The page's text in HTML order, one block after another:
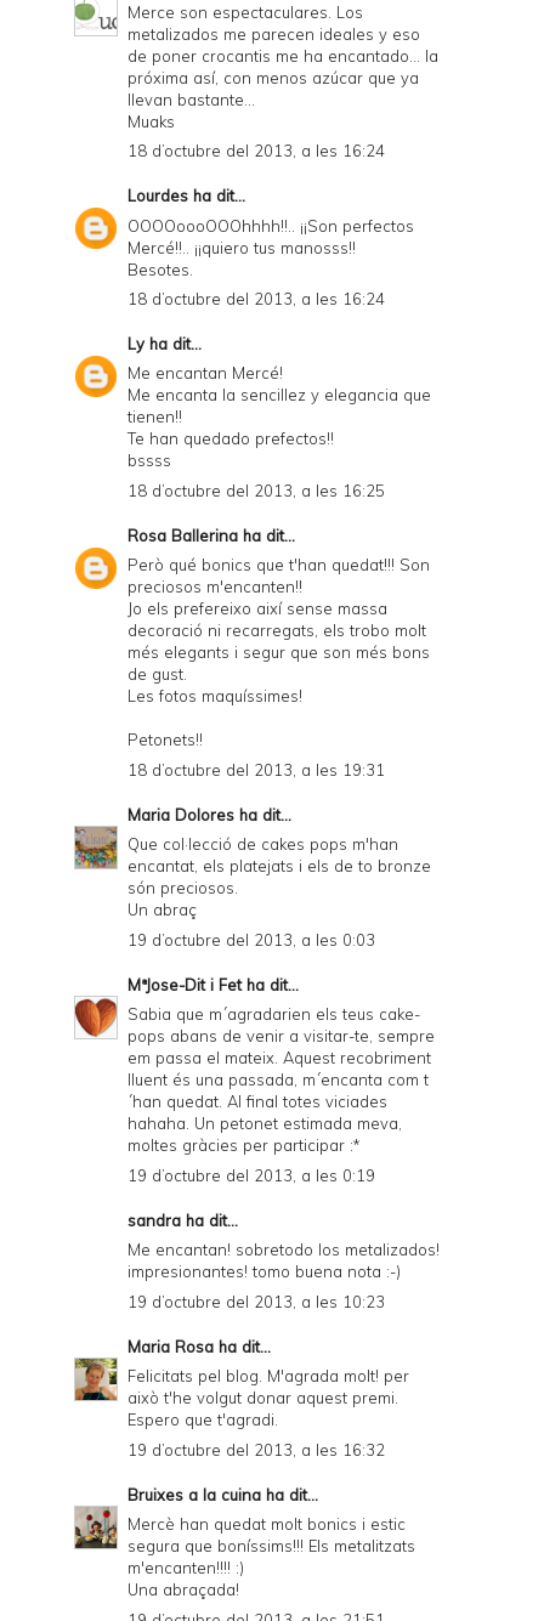
a
n
d
F
Merce son espectaculares. Los
metalizados me parecen ideales y eso
de poner crocantis me ha encantado... la
próxima así, con menos azúcar que ya
llevan bastante...
Muaks
18 d’octubre del 2013, a les 16:24
Lourdes ha dit...
OOOOoooOOOhhhh!!.. ¡¡Son perfectos
Mercé!!.. ¡¡quiero tus manosss!!
Besotes.
18 d’octubre del 2013, a les 16:24
Lyha dit...
Me encantan Mercé!
Me encanta la sencillez y elegancia que
tienen!!
Te han quedado prefectos!!
bssss
18 d’octubre del 2013, a les 16:25
Rosa Ballerina ha dit...
Però qué bonics que t'han quedat!!! Son
preciosos m'encanten!!
Jo els prefereixo així sense massa
decoració ni recarregats, els trobo molt
més elegants i segur que son més bons
de gust.
Les fotos maquíssimes!
Petonets!!
18 d’octubre del 2013, a les 19:31
Maria Dolores ha dit...
Que col·lecció de cakes pops m'han
encantat, els platejats i els de to bronze
són preciosos.
Un abraç
19 d’octubre del 2013, a les 0:03
MªJose-Dit i Fetha dit...
Sabia que m´agradarien els teus cake-
pops abans de venir a visitar-te, sempre
em passa el mateix. Aquest recobriment
lluent és una passada, m´encanta com t
´han quedat. Al final totes viciades
hahaha. Un petonet estimada meva,
moltes gràcies per participar :*
19 d’octubre del 2013, a les 0:19
sandra ha dit...
Me encantan! sobretodo los metalizados!
impresionantes! tomo buena nota :-)
19 d’octubre del 2013, a les 10:23
Maria Rosa ha dit...
Felicitats pel blog. M'agrada molt! per
això t'he volgut donar aquest premi.
Espero que t'agradi.
19 d’octubre del 2013, a les 16:32
Bruixes a la cuina ha dit...
Mercè han quedat molt bonics i estic
segura que boníssims!!! Els metalitzats
m'encanten!!!! :)
Una abraçada!